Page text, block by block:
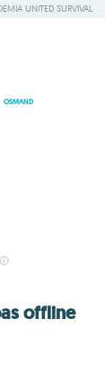
UNITED SURVIVAL
OSMAND
offline